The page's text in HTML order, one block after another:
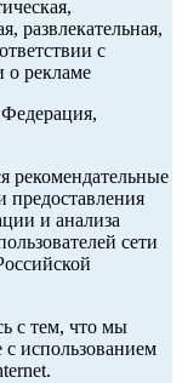
развлекательная,
с
о рекламе
рекомендательные
и анализа
сети
с тем, что мы
использованием